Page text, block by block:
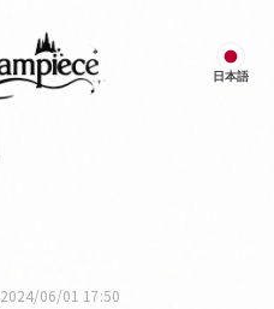
日本語
2024/06/01 17:50